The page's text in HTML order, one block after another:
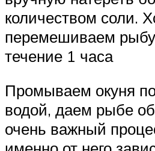
количеством соли.
перемешиваем
течение 1 часа
Промываем окуня
водой, даем рыбе
очень важный